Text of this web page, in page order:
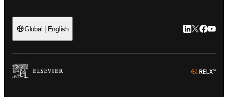
Global | English LinkedIn 打
Twitter 打